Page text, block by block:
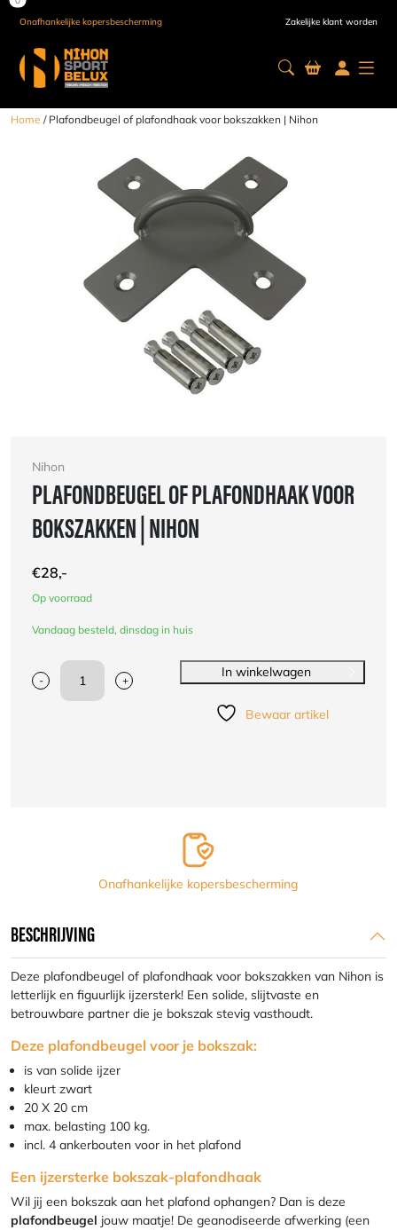
Onafhankelijke kopersbescherming Zakelijke klant worden
Home / Plafondbeugel of plafondhaak voor bokszakken | Nihon
Nihon
PLAFONDBEUGEL OF PLAFONDHAAK VOOR
BOKSZAKKEN | NIHON
€28,-
Op voorraad
Vandaag besteld, dinsdag in huis
-
Plafondbeugel
+
In winkelwagen
Bewaar artikel
Onafhankelijke kopersbescherming
BESCHRIJVING
Deze plafondbeugel of plafondhaak voor bokszakken van Nihon is
letterlijk en figuurlijk ijzersterk! Een solide, slijtvaste en
betrouwbare partner die je bokszak stevig vasthoudt.
Deze plafondbeugel voor je bokszak:
is van solide ijzer
kleurt zwart
20 X 20 cm
max. belasting 100 kg.
incl. 4 ankerbouten voor in het plafond
Een ijzersterke bokszak-plafondhaak
Wil jij een bokszak aan het plafond ophangen? Dan is deze
plafondbeugel jouw maatje! De geanodiseerde afwerking (een